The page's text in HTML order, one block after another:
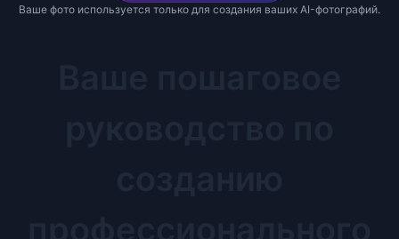
Ваше фото используется только для создания ваших AI-фотографий.